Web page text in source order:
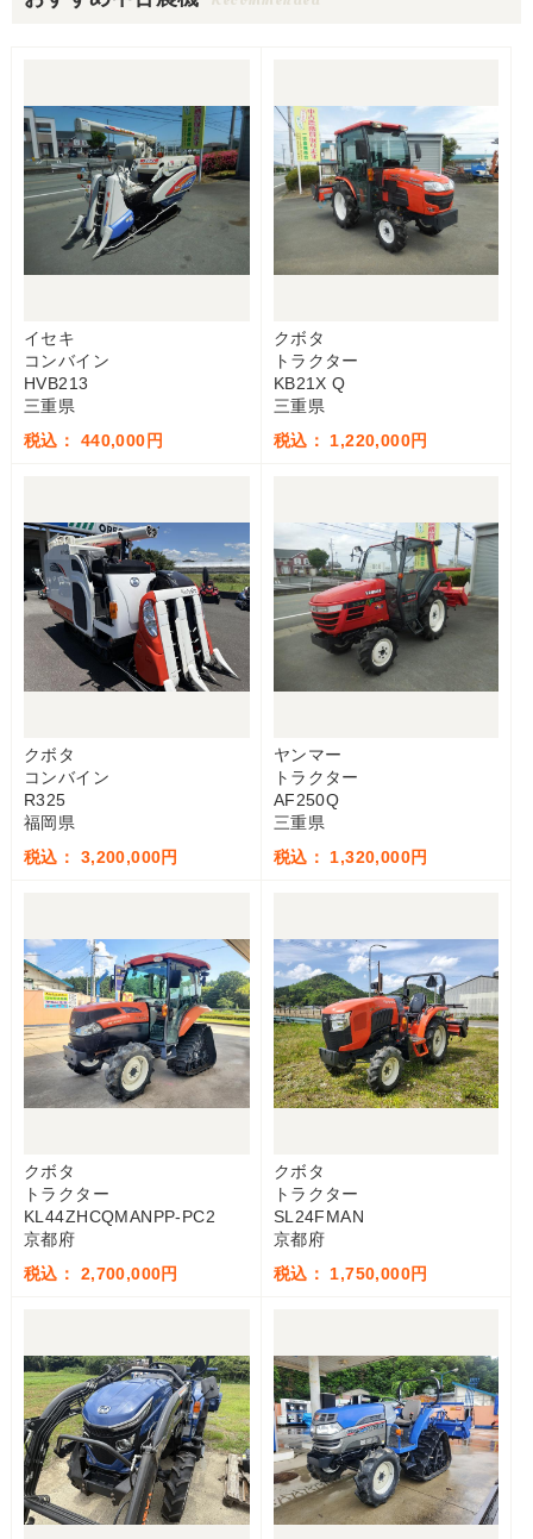
イセキ
コンバイン
HVB213
三重県
税込： 440,000円
クボタ
トラクター
KB21X Q
三重県
税込： 1,220,000円
クボタ
コンバイン
R325
福岡県
税込： 3,200,000円
ヤンマー
トラクター
AF250Q
三重県
税込： 1,320,000円
クボタ
トラクター
KL44ZHCQMANPP-PC2
京都府
税込： 2,700,000円
クボタ
トラクター
SL24FMAN
京都府
税込： 1,750,000円